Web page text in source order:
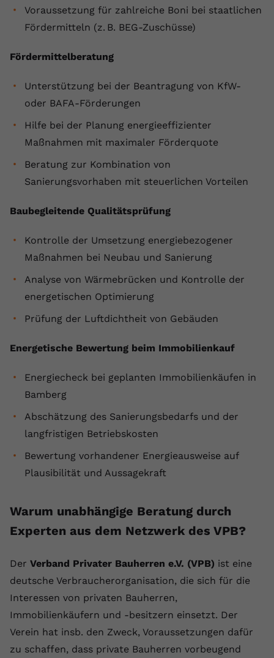
Voraussetzung für zahlreiche Boni bei staatlichen
Fördermitteln (z. B. BEG-Zuschüsse)
Fördermittelberatung
Unterstützung bei der Beantragung von KfW-
oder BAFA-Förderungen
Hilfe bei der Planung energieeffizienter
Maßnahmen mit maximaler Förderquote
Beratung zur Kombination von
Sanierungsvorhaben mit steuerlichen Vorteilen
Baubegleitende Qualitätsprüfung
Kontrolle der Umsetzung energiebezogener
Maßnahmen bei Neubau und Sanierung
Analyse von Wärmebrücken und Kontrolle der
energetischen Optimierung
Prüfung der Luftdichtheit von Gebäuden
Energetische Bewertung beim Immobilienkauf
Energiecheck bei geplanten Immobilienkäufen in
Bamberg
Abschätzung des Sanierungsbedarfs und der
langfristigen Betriebskosten
Bewertung vorhandener Energieausweise auf
Plausibilität und Aussagekraft
Warum unabhängige Beratung durch
Experten aus dem Netzwerk des VPB?
Der Verband Privater Bauherren e.V. (VPB) ist eine
deutsche Verbraucherorganisation, die sich für die
Interessen von privaten Bauherren,
Immobilienkäufern und -besitzern einsetzt. Der
Verein hat insb. den Zweck, Voraussetzungen dafür
zu schaffen, dass private Bauherren vorbeugend
Name yt.innertube::nextId
Anbieter Youtube.com
Zweck
Dieser von YouTube gesetzte Cookie
Daten darüber zu speichern, welche
Videos von YouTube der Nutzer
gesehen hat.
Zweck
YouTube setzt diesen Cookie, um die
speichern, der eingebettete YouTube-
Videos verwendet.